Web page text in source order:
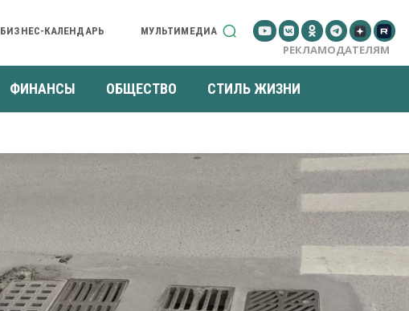
БИЗНЕС-КАЛЕНДАРЬ МУЛЬТИМЕДИА
РЕКЛАМОДАТЕЛЯМ
ФИНАНСЫ ОБЩЕСТВО СТИЛЬ ЖИЗНИ